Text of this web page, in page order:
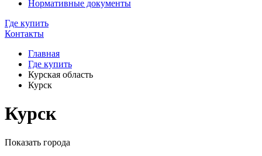
Нормативные документы
Где купить
Контакты
Главная
Где купить
Курская область
Курск
Курск
Показать города